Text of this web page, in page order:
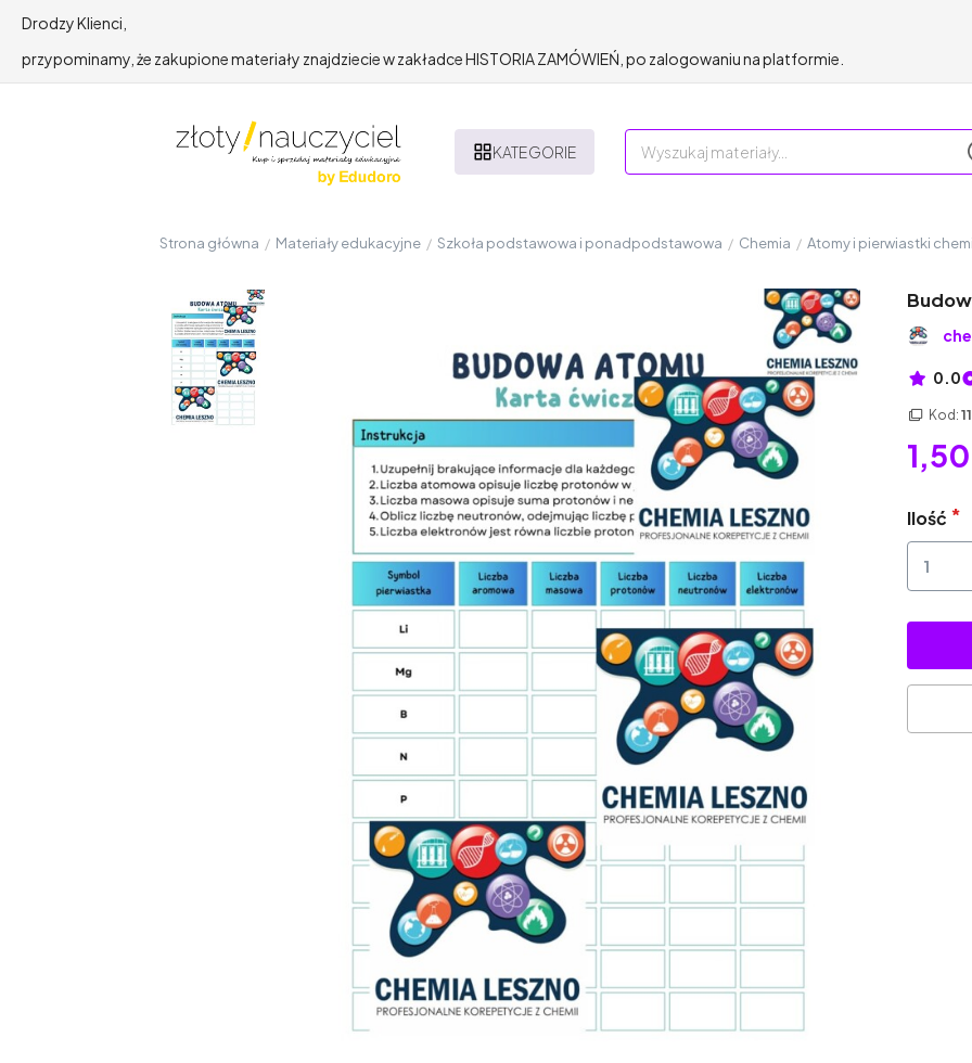
Drodzy Klienci,
przypominamy, że zakupione materiały znajdziecie w zakładce HISTORIA ZAMÓWIEŃ, po zalogowaniu na platformie.
KATEGORIE
Strona główna / Materiały edukacyjne / Szkoła podstawowa i ponadpodstawowa / Chemia / Atomy i pierwiastki
0.0
Kod:
1,50
Ilość